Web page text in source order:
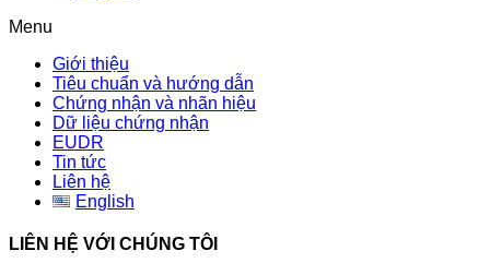
Menu
Giới thiệu
Tiêu chuẩn và hướng dẫn
Chứng nhận và nhãn hiệu
Dữ liệu chứng nhận
EUDR
Tin tức
Liên hệ
English
LIÊN HỆ VỚI CHÚNG TÔI